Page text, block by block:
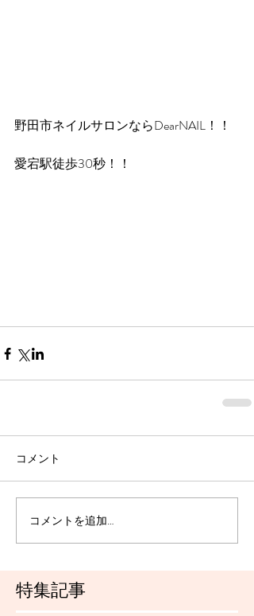
特集記事
野田市ネイルサロンならDearNAIL！！
愛宕駅徒歩30秒！！
コメント
コメントを追加…